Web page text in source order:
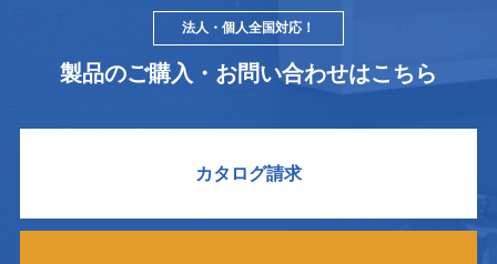
法人・個人全国対応！
製品のご購入・お問い合わせはこちら
カタログ請求